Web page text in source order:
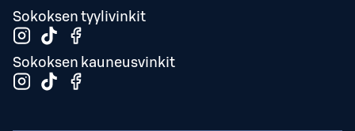
Sokoksen tyylivinkit
Sokoksen kauneusvinkit